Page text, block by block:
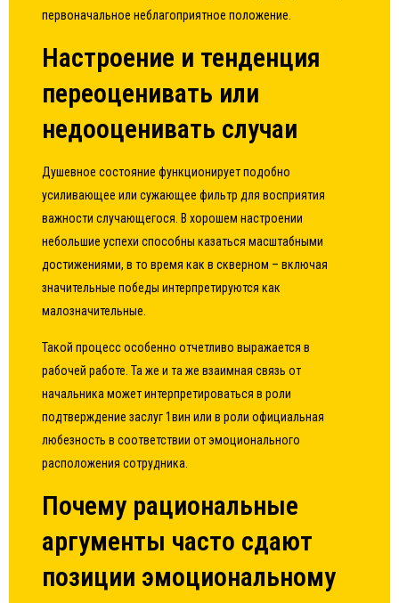
первоначальное неблагоприятное положение.
Настроение и тенденция
переоценивать или
недооценивать случаи
Душевное состояние функционирует подобно
усиливающее или сужающее фильтр для восприятия
важности случающегося. В хорошем настроении
небольшие успехи способны казаться масштабными
достижениями, в то время как в скверном – включая
значительные победы интерпретируются как
малозначительные.
Такой процесс особенно отчетливо выражается в
рабочей работе. Та же и та же взаимная связь от
начальника может интерпретироваться в роли
подтверждение заслуг 1вин или в роли официальная
любезность в соответствии от эмоционального
расположения сотрудника.
Почему рациональные
аргументы часто сдают
позиции эмоциональному